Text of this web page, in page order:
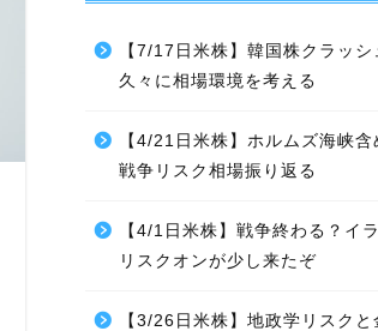
【7/17日米株】韓国株クラッシ
久々に相場環境を考える
【4/21日米株】ホルムズ海峡
戦争リスク相場振り返る
【4/1日米株】戦争終わる？イ
リスクオンが少し来たぞ
【3/26日米株】地政学リスク